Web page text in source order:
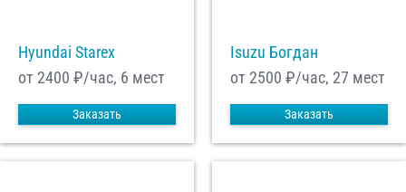
Hyundai Starex
от 2400 ₽/час, 6 мест
Заказать
Isuzu Богдан
от 2500 ₽/час, 27 мест
Заказать